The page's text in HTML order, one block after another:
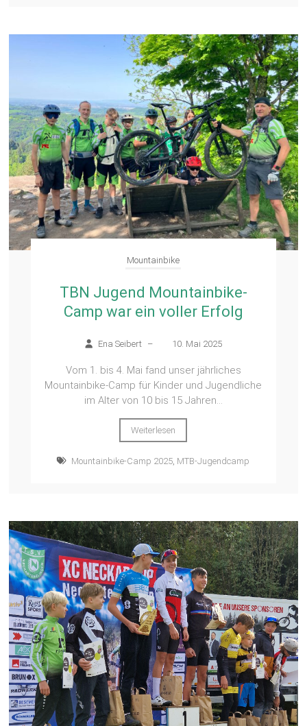
Mountainbike
TBN Jugend Mountainbike-
Camp war ein voller Erfolg
Ena Seibert – 10. Mai 2025
Vom 1. bis 4. Mai fand unser jährliches
Mountainbike-Camp für Kinder und Jugendliche
im Alter von 10 bis 15 Jahren...
Weiterlesen
Mountainbike-Camp 2025, MTB-Jugendcamp